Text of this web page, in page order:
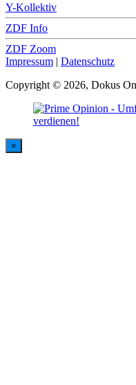
Y-Kollektiv
ZDF Info
ZDF Zoom
Impressum | Datenschutz
Copyright © 2026, Dokus
×